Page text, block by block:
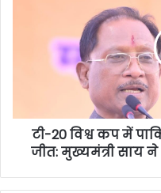
टी-20 विश्व कप में
जीत: मुख्यमंत्री साय